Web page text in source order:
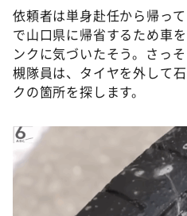
依頼者は単身赴任から帰っ
で山口県に帰省するため車
ンクに気づいたそう。さっ
槻隊員は、タイヤを外して
クの箇所を探します。